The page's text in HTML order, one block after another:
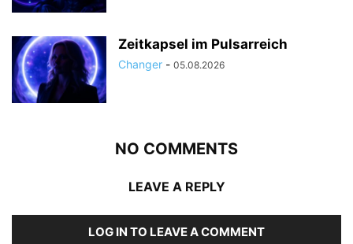
Zeitkapsel im Pulsarreich
Changer - 05.08.2026
NO COMMENTS
LEAVE A REPLY
LOG IN TO LEAVE A COMMENT